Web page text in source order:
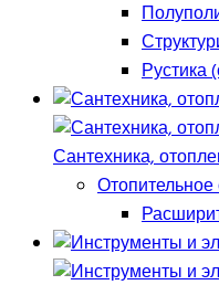
Рустика
Сантехника,